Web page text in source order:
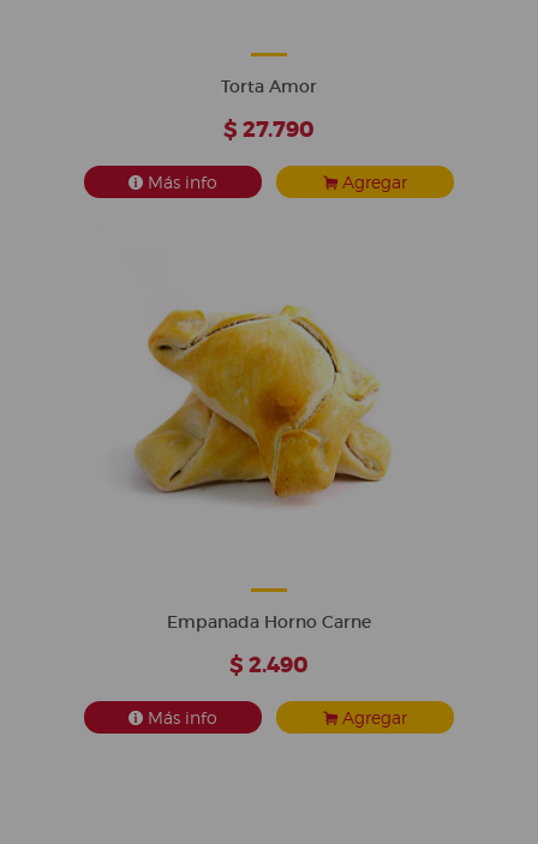
Torta Amor
$ 27.790
Más info Agregar
Empanada Horno Carne
$ 2.490
Más info Agregar